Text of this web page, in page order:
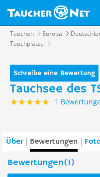
Tauchen Europa
Tauchplätze
Schreibe eine Bewertung
Tauchsee des
1
Über Bewertungen
Bewertungen(1)